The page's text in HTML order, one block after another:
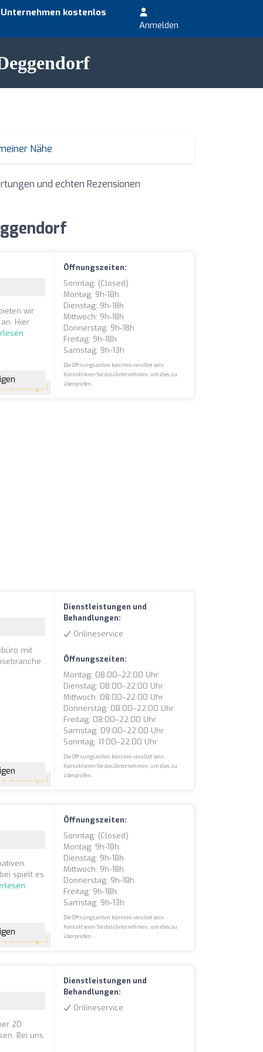
Unternehmen kostenlos
Anmelden
Nähe
und echten Rezensionen
Bewertungen)
wir
Hier
Öffnungszeiten:
Sonntag: (closed)
Montag: 9h-18h
Dienstag: 9h-18h
Mittwoch: 9h-18h
Donnerstag: 9h-18h
Freitag: 9h-18h
Samstag: 9h-13h
Die Öffnungszeiten könnten veraltet sein.
Kontaktieren Sie das Unternehmen, um dies zu
überprüfen.
Bewertungen)
mit
Dienstleistungen und
Behandlungen:
Onlineservice
Öffnungszeiten:
Montag: 08:00–22:00 Uhr
Dienstag: 08:00–22:00 Uhr
Mittwoch: 08:00–22:00 Uhr
Donnerstag: 08:00–22:00 Uhr
Freitag: 08:00–22:00 Uhr
Samstag: 09:00–22:00 Uhr
Sonntag: 11:00–22:00 Uhr
Die Öffnungszeiten könnten veraltet sein.
Kontaktieren Sie das Unternehmen, um dies zu
überprüfen.
Bewertungen)
spielt es
Öffnungszeiten:
Sonntag: (closed)
Montag: 9h-18h
Dienstag: 9h-18h
Mittwoch: 9h-18h
Donnerstag: 9h-18h
Freitag: 9h-18h
Samstag: 9h-13h
Die Öffnungszeiten könnten veraltet sein.
Kontaktieren Sie das Unternehmen, um dies zu
überprüfen.
20
Bei uns
Dienstleistungen und
Behandlungen:
Onlineservice